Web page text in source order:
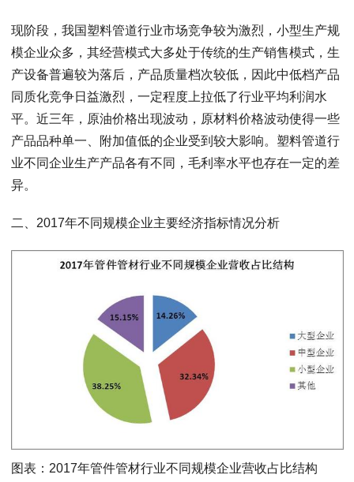
现阶段，我国塑料管道行业市场竞争较为激烈，小型生产规
模企业众多，其经营模式大多处于传统的生产销售模式，生
产设备普遍较为落后，产品质量档次较低，因此中低档产品
同质化竞争日益激烈，一定程度上拉低了行业平均利润水
平。近三年，原油价格出现波动，原材料价格波动使得一些
产品品种单一、附加值低的企业受到较大影响。塑料管道行
业不同企业生产产品各有不同，毛利率水平也存在一定的差
异。
二、2017年不同规模企业主要经济指标情况分析
图表：2017年管件管材行业不同规模企业营收占比结构